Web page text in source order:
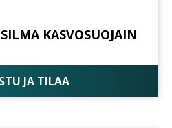
KASVOSUOJAIN
JA TILAA